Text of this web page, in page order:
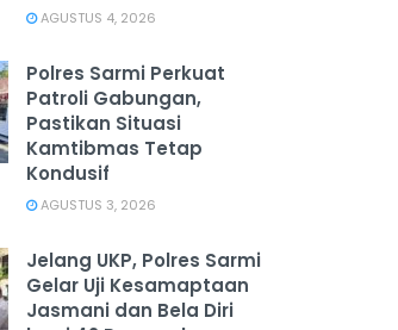
AGUSTUS 4, 2026
Polres Sarmi Perkuat
Patroli Gabungan,
Pastikan Situasi
Kamtibmas Tetap
Kondusif
AGUSTUS 3, 2026
Jelang UKP, Polres Sarmi
Gelar Uji Kesamaptaan
Jasmani dan Bela Diri